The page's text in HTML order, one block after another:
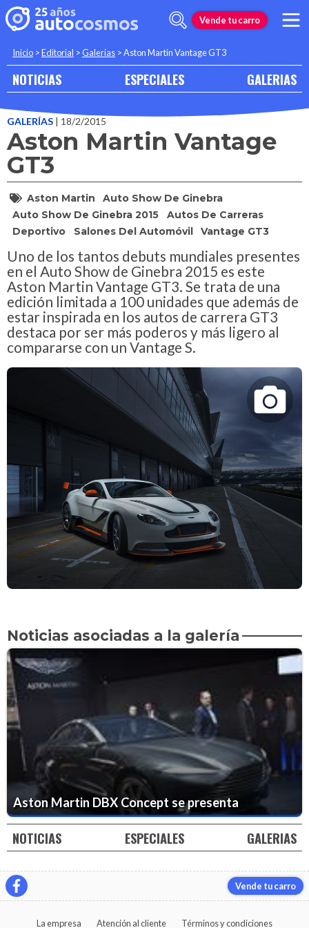
Vende tu carro
Inicio >Editorial >Galerias >Aston Martin Vantage GT3
NOTICIAS ESPECIALES GALERIAS
GALERÍAS | 18/2/2015
Aston Martin Vantage
GT3
Aston Martin
Auto Show De Ginebra
Auto Show De Ginebra 2015
Autos De Carreras
Deportivo
Salones Del Automóvil Vantage GT3
Uno de los tantos debuts mundiales presentes
en el Auto Show de Ginebra 2015 es este
Aston Martin Vantage GT3. Se trata de una
edición limitada a 100 unidades que además de
estar inspirada en los autos de carrera GT3
destaca por ser más poderos y más ligero al
compararse con un Vantage S.
Noticias asociadas a la galería
Aston Martin DBX Concept se presenta
NOTICIAS ESPECIALES GALERIAS
Vende tu carro
La empresa Atención al cliente Términos y condiciones